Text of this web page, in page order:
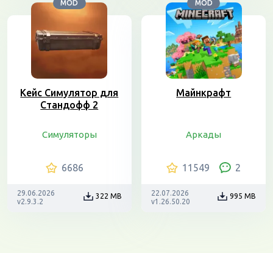
MOD
Кейс Симулятор для
Стандофф 2
Симуляторы
6686
29.06.2026
v2.9.3.2
322 MB
MOD
Майнкрафт
Аркады
11549 2
22.07.2026
v1.26.50.20
995 MB